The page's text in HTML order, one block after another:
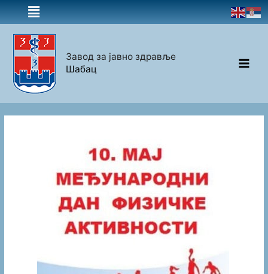
Завод за јавно здравље
Шабац